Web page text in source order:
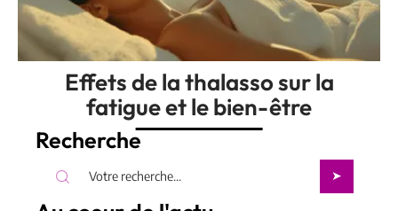
Effets de la thalasso sur la
fatigue et le bien-être
Recherche